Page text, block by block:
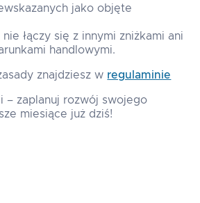
jako objęte
łączy się z innymi zniżkami ani
handlowymi.
znajdziesz w regulaminie
– zaplanuj rozwój swojego
miesiące już dziś!